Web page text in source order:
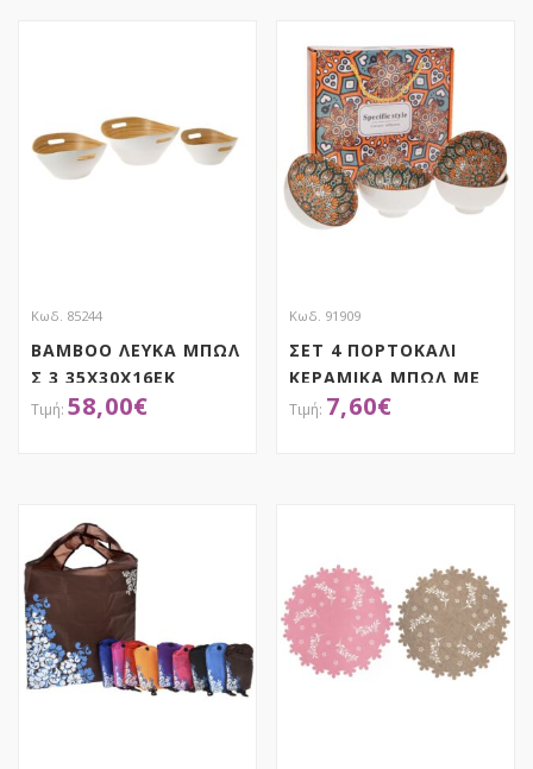
Κωδ. 85244
BAMBOO ΛΕΥΚΑ ΜΠΩΛ
Σ 3 35X30X16EK
30X25X13EK
58,00€
Κωδ. 91909
ΣΕΤ 4 ΠΟΡΤΟΚΑΛΙ
ΚΕΡΑΜΙΚΑ ΜΠΩΛ ΜΕ
ΓΕΩΜΕΤΡΙΚΑ ΣΧΕΔΙΑ
7,60€